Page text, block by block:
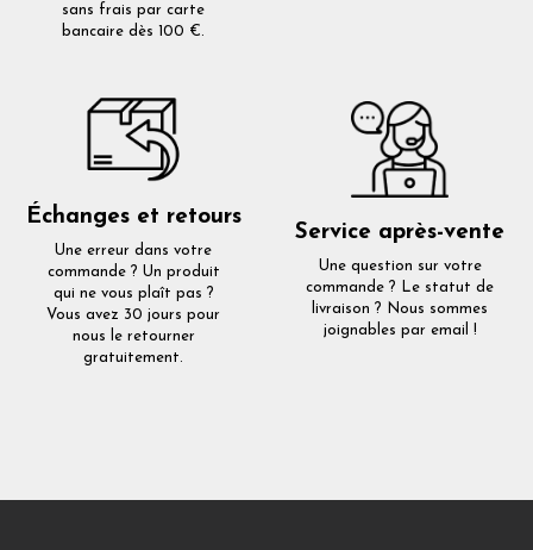
sans frais par carte
bancaire dès 100 €.
Échanges et retours
Une erreur dans votre
commande ? Un produit
qui ne vous plaît pas ?
Vous avez 30 jours pour
nous le retourner
gratuitement.
Service après-vente
Une question sur votre
commande ? Le statut de
livraison ? Nous sommes
joignables par email !